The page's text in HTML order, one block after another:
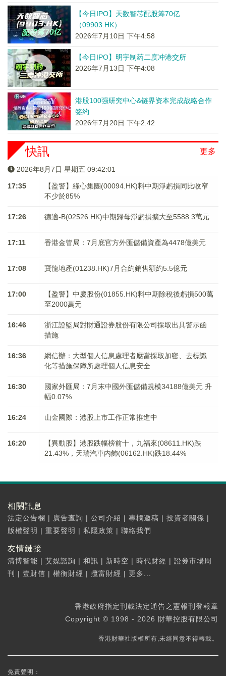
【今日IPO】天数智芯配股筹70亿
（09903.HK）
2026年7月10日 下午4:58
【今日IPO】明宇制药二度冲港交所
2026年7月13日 下午4:08
港股100强研究中心&链界资本完成战略合作
签约
2026年7月20日 下午2:42
更多
快訊
2026年8月7日 星期五 09:42:01
17:35
【盈警】綠心集團(00094.HK)料中期淨虧損同比收窄
不少於85%
17:26 德適-B(02526.HK)中期歸母淨虧損擴大至5588.3萬元
17:11 香港金管局：7月底官方外匯儲備資產為4478億美元
17:08 寶龍地產(01238.HK)7月合約銷售額約5.5億元
17:00
【盈警】中慶股份(01855.HK)料中期除稅後虧損500萬
至2000萬元
16:46
浙江證監局對財通證券股份有限公司採取出具警示函
措施
16:36
網信辦：大型個人信息處理者應當採取加密、去標識
化等措施保障所處理個人信息安全
16:30
國家外匯局：7月末中國外匯儲備規模34188億美元 升
幅0.07%
16:24 山金國際：港股上市工作正常推進中
16:20
【異動股】港股跌幅榜前十，九福來(08611.HK)跌
21.43%，天瑞汽車内飾(06162.HK)跌18.44%
相關訊息
法定公告欄 | 廣告查詢 | 公司介紹 | 專欄邀稿 | 投資者關係 |
版權聲明 | 重要聲明 | 私隱政策 | 聯絡我們
友情鏈接
清博智能 | 艾媒諮詢 | 和訊 | 新時空 | 時代財經 | 證券市場周
刊 | 壹財信 | 權衡財經 | 攬富財經 | 更多...
香港政府指定刊載法定通告之憲報刊登報章
Copyright © 1998 - 2026 財華控股有限公司
香港財華社版權所有,未經同意不得轉載。
免責聲明：